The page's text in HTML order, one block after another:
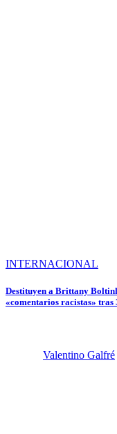
INTERNACIONAL
Destituyen a Brittany
«comentarios racistas» tras
Valentino Galfré